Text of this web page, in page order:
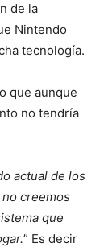
de la
Nintendo
tecnología.
que aunque
no tendría
actual de los
creemos
que
” Es decir